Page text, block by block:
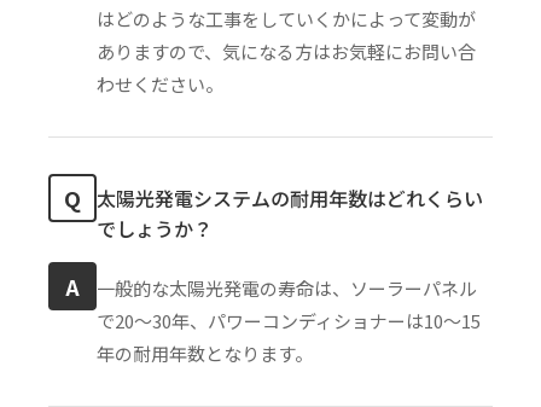
はどのような工事をしていくかによって変動が
ありますので、気になる方はお気軽にお問い合
わせください。
Q 太陽光発電システムの耐用年数はどれくらい
でしょうか？
A
一般的な太陽光発電の寿命は、ソーラーパネル
で20〜30年、パワーコンディショナーは10〜15
年の耐用年数となります。